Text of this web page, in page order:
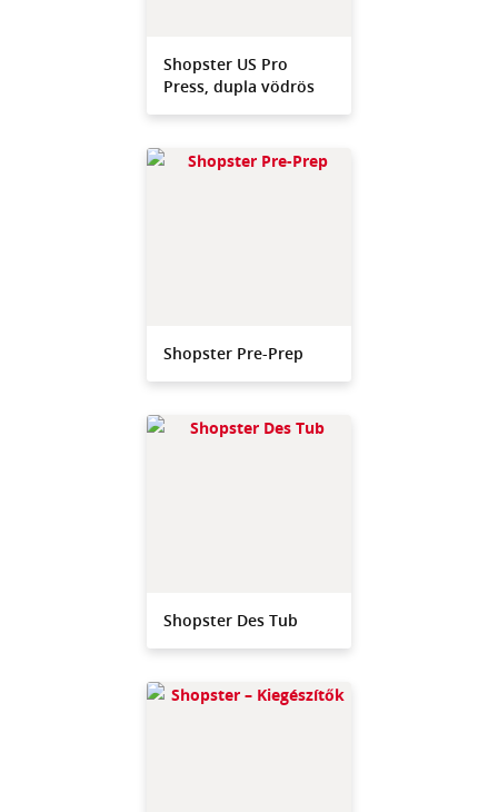
Shopster US Pro
Press, dupla vödrös
Shopster Pre-Prep
Shopster Des Tub